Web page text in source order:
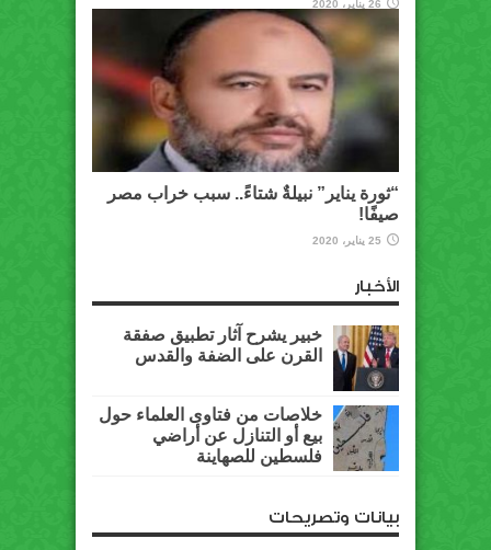
26 يناير، 2020
“ثورة يناير” نبيلةٌ شتاءً.. سبب خراب مصر
صيفًا!
25 يناير، 2020
الأخبار
خبير يشرح آثار تطبيق صفقة
القرن على الضفة والقدس
خلاصات من فتاوى العلماء حول
بيع أو التنازل عن أراضي
فلسطين للصهاينة
بيانات وتصريحات